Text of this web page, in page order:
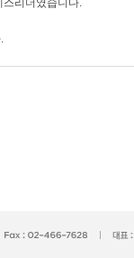
스리더였습니다.